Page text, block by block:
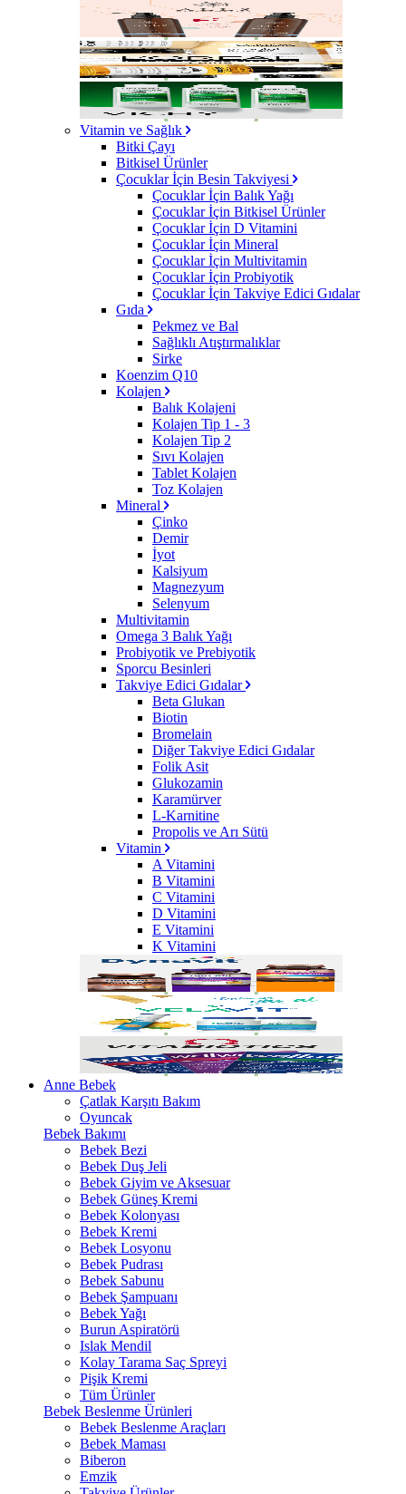
Vitamin ve Sağlık
Bitki Çayı
Bitkisel Ürünler
Çocuklar İçin Besin Takviyesi
Çocuklar İçin Balık Yağı
Çocuklar İçin Bitkisel Ürünler
Çocuklar İçin D Vitamini
Çocuklar İçin Mineral
Çocuklar İçin Multivitamin
Çocuklar İçin Probiyotik
Çocuklar İçin Takviye Edici Gıdalar
Gıda
Pekmez ve Bal
Sağlıklı Atıştırmalıklar
Sirke
Koenzim Q10
Kolajen
Balık Kolajeni
Kolajen Tip 1 - 3
Kolajen Tip 2
Sıvı Kolajen
Tablet Kolajen
Toz Kolajen
Mineral
Çinko
Demir
İyot
Kalsiyum
Magnezyum
Selenyum
Multivitamin
Omega 3 Balık Yağı
Probiyotik ve Prebiyotik
Sporcu Besinleri
Takviye Edici Gıdalar
Beta Glukan
Biotin
Bromelain
Diğer Takviye Edici Gıdalar
Folik Asit
Glukozamin
Karamürver
L-Karnitine
Propolis ve Arı Sütü
Vitamin
A Vitamini
B Vitamini
C Vitamini
D Vitamini
E Vitamini
K Vitamini
Anne Bebek
Çatlak Karşıtı Bakım
Oyuncak
Bebek Bakımı
Bebek Bezi
Bebek Duş Jeli
Bebek Giyim ve Aksesuar
Bebek Güneş Kremi
Bebek Kolonyası
Bebek Kremi
Bebek Losyonu
Bebek Pudrası
Bebek Sabunu
Bebek Şampuanı
Bebek Yağı
Burun Aspiratörü
Islak Mendil
Kolay Tarama Saç Spreyi
Pişik Kremi
Tüm Ürünler
Bebek Beslenme Ürünleri
Bebek Beslenme Araçları
Bebek Maması
Biberon
Emzik